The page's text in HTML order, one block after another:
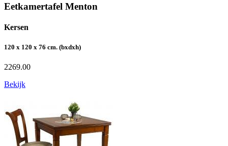
Eetkamertafel Menton
Kersen
120 x 120 x 76 cm. (bxdxh)
2269.00
Bekijk